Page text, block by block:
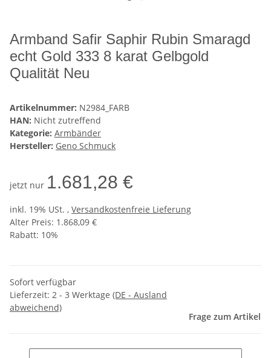
Armband Safir Saphir Rubin Smaragd
echt Gold 333 8 karat Gelbgold
Qualität Neu
Artikelnummer: N2984_FARB
HAN: Nicht zutreffend
Kategorie: Armbänder
Hersteller: Geno Schmuck
jetzt nur 1.681,28 €
inkl. 19% USt. , Versandkostenfreie Lieferung
Alter Preis: 1.868,09 €
Rabatt: 10%
Sofort verfügbar
Lieferzeit: 2 - 3 Werktage (DE - Ausland
abweichend)
Frage zum Artikel